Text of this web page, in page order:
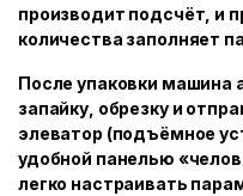
производит подсчёт, и
количества заполняет
После упаковки машина
запайку, обрезку и
элеватор (подъёмное
удобной панелью
легко настраивать